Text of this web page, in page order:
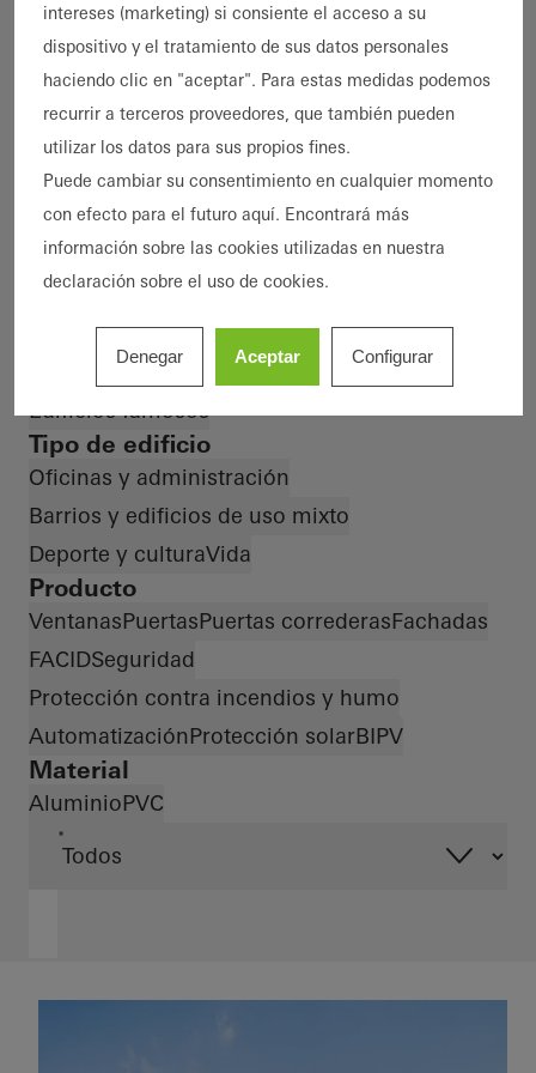
Obra nueva
Ampliación de edificiosDescarbonización
Economía circular Eficiencia energética
Casa pasivaBREEAMLEEDDGNB
Cradle-to-CradleProtección contra incendios
Protección contra el humoAlta seguridad
Protección antirrobo Resiliencia
Edificio inteligenteAccesibilidadVida saludable
Diseño y estética
Arquitectura excepcional
Edificios famosos
Tipo de edificio
Oficinas y administración
Barrios y edificios de uso mixto
Deporte y culturaVida
Producto
VentanasPuertasPuertas correderasFachadas
FACIDSeguridad
Protección contra incendios y humo
AutomatizaciónProtección solarBIPV
Material
AluminioPVC
*
intereses (marketing) si consiente el acceso a su
dispositivo y el tratamiento de sus datos personales
haciendo clic en "aceptar". Para estas medidas podemos
recurrir a terceros proveedores, que también pueden
utilizar los datos para sus propios fines.
Puede cambiar su consentimiento en cualquier momento
con efecto para el futuro aquí. Encontrará más
información sobre las cookies utilizadas en nuestra
declaración sobre el uso de cookies.
Denegar Aceptar Configurar